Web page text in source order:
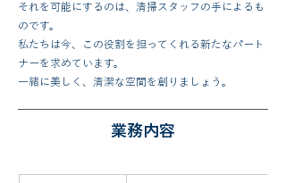
それを可能にするのは、清掃スタッフの手によるも
のです。
私たちは今、この役割を担ってくれる新たなパート
ナーを求めています。
一緒に美しく、清潔な空間を創りましょう。
業務内容